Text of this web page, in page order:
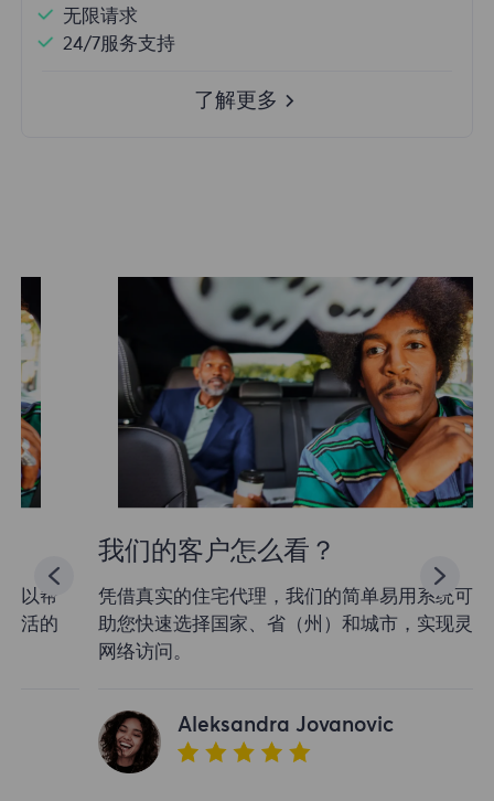
无限请求
24/7服务支持
了解更多
我们的客户怎么看？
凭借真实的住宅代理，我们的简单易用系统可以帮
助您快速选择国家、省（州）和城市，实现灵活的
网络访问。
Aleksandra Jovanovic